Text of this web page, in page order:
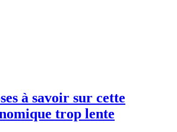
à savoir sur cette
trop lente